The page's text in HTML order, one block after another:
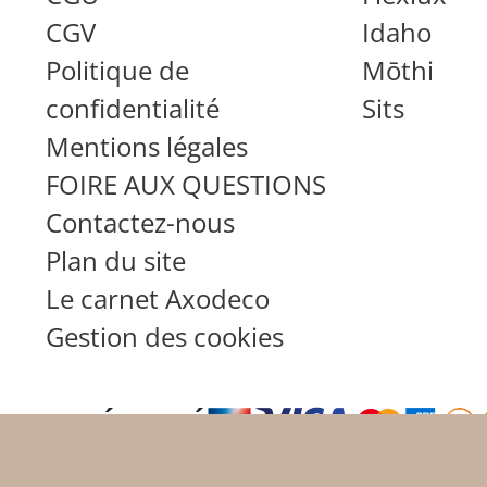
CGV
Politique de
confidentialité
Mentions légales
FOIRE AUX QUESTIONS
Contactez-nous
Plan du site
Le carnet Axodeco
Gestion des cookies
Idaho
Mōthi
Sits
SÉCURISÉ